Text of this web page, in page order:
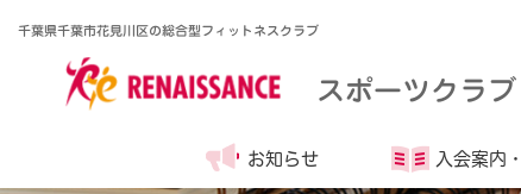
千葉県千葉市花見川区の総合型フィットネスクラブ
スポーツクラブ
お知らせ 入会案内・